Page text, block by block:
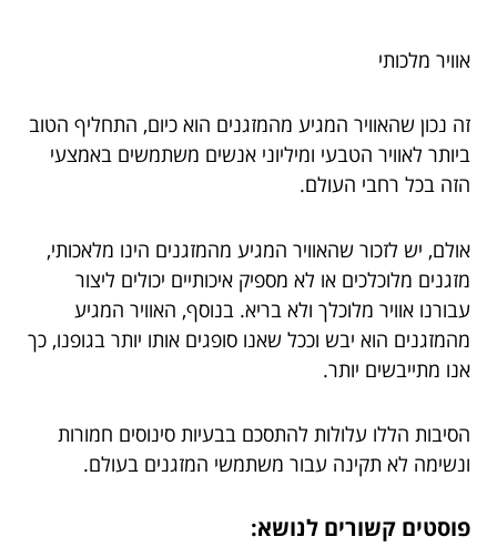
אוויר מלכותי
זה נכון שהאוויר המגיע מהמזגנים הוא כיום, התחליף הטוב
ביותר לאוויר הטבעי ומיליוני אנשים משתמשים באמצעי
הזה בכל רחבי העולם.
אולם, יש לזכור שהאוויר המגיע מהמזגנים הינו מלאכותי,
מזגנים מלוכלכים או לא מספיק איכותיים יכולים ליצור
עבורנו אוויר מלוכלך ולא בריא. בנוסף, האוויר המגיע
מהמזגנים הוא יבש וככל שאנו סופגים אותו יותר בגופנו, כך
אנו מתייבשים יותר.
הסיבות הללו עלולות להתסכם בבעיות סינוסים חמורות
ונשימה לא תקינה עבור משתמשי המזגנים בעולם.
פוסטים קשורים לנושא: